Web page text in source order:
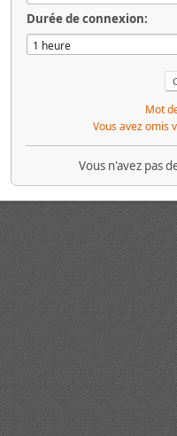
Durée de connexion:
Mot
Vous avez omis
Vous n'avez pas